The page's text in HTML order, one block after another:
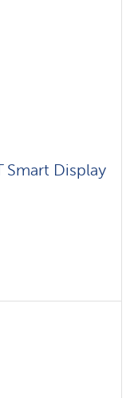
Smart Display